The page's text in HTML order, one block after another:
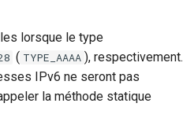
lorsque le type
( TYPE_AAAA ), respectivement.
IPv6 ne seront pas
la méthode statique